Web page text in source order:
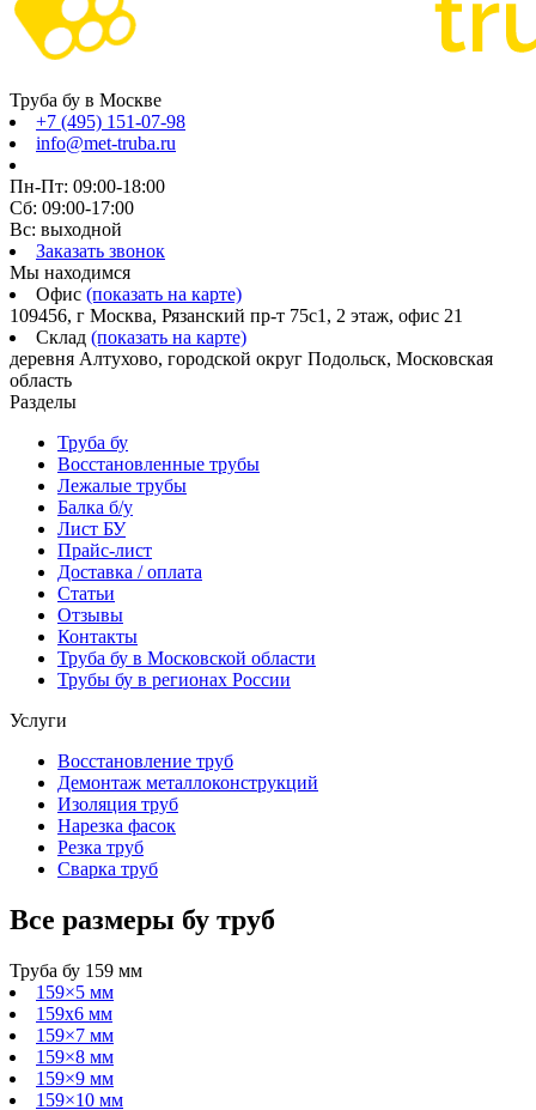
Труба бу в Москве
+7 (495) 151-07-98
info@met-truba.ru
Пн-Пт: 09:00-18:00
Сб: 09:00-17:00
Вс: выходной
Заказать звонок
Мы находимся
Офис (показать на карте)
109456, г Москва, Рязанский пр-т 75с1, 2 этаж, офис 21
Склад (показать на карте)
деревня Алтухово, городской округ Подольск, Московская
область
Разделы
Труба бу
Восстановленные трубы
Лежалые трубы
Балка б/у
Лист БУ
Прайс-лист
Доставка / оплата
Статьи
Отзывы
Контакты
Труба бу в Московской области
Трубы бу в регионах России
Услуги
Восстановление труб
Демонтаж металлоконструкций
Изоляция труб
Нарезка фасок
Резка труб
Сварка труб
Все размеры бу труб
Труба бу 159 мм
159×5 мм
159х6 мм
159×7 мм
159×8 мм
159×9 мм
159×10 мм